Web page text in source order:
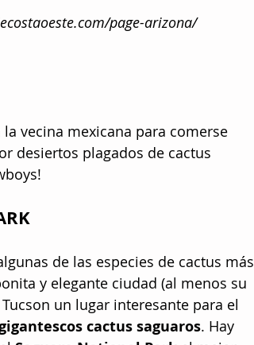
page-arizona/
vecina mexicana para comerse
desiertos plagados de cactus
de las especies de cactus más
y elegante ciudad (al menos su
un lugar interesante para el
cactus saguaros. Hay